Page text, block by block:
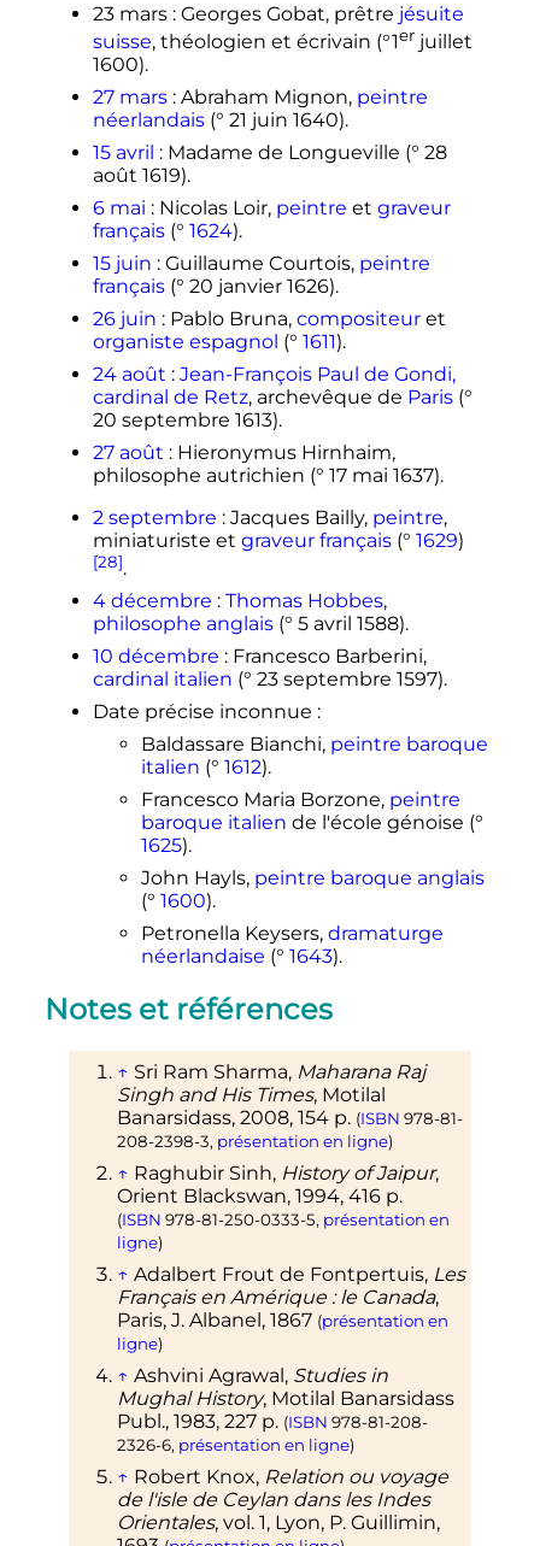
23 mars : Georges Gobat, prêtre jésuite
suisse, théologien et écrivain (°1erjuillet
1600).
27 mars : Abraham Mignon, peintre
néerlandais(° 21 juin 1640).
15 avril : Madame de Longueville (° 28
août 1619).
6 mai : Nicolas Loir, peintre et graveur
français(° 1624).
15 juin : Guillaume Courtois, peintre
français(° 20 janvier 1626).
26 juin : Pablo Bruna, compositeuret
organiste espagnol (° 1611).
24 août : Jean-François Paul de Gondi,
cardinal de Retz, archevêque de Paris(°
20 septembre 1613).
27 août : Hieronymus Hirnhaim,
philosophe autrichien (° 17 mai 1637).
2 septembre : Jacques Bailly, peintre,
miniaturiste et graveur français(° 1629)
[28].
4 décembre : Thomas Hobbes,
philosophe anglais(° 5 avril 1588).
10 décembre : Francesco Barberini,
cardinal italien (° 23 septembre 1597).
Date précise inconnue :
Baldassare Bianchi, peintre baroque
italien (° 1612).
Francesco Maria Borzone, peintre
baroque italien de l'école génoise (°
1625).
John Hayls, peintre baroque anglais
(° 1600).
Petronella Keysers, dramaturge
néerlandaise (° 1643).
Notes et références
↑ Sri Ram Sharma, Maharana Raj
Singh and His Times, Motilal
Banarsidass, 2008, 154 p. (ISBN 978-81-
208-2398-3, présentation en ligne)
↑ Raghubir Sinh, History of Jaipur,
Orient Blackswan, 1994, 416 p.
(ISBN 978-81-250-0333-5, présentation en
ligne)
↑ Adalbert Frout de Fontpertuis, Les
Français en Amérique : le Canada,
Paris, J. Albanel, 1867 (présentation en
ligne)
↑ Ashvini Agrawal, Studies in
Mughal History, Motilal Banarsidass
Publ., 1983, 227 p. (ISBN 978-81-208-
2326-6, présentation en ligne)
↑ Robert Knox, Relation ou voyage
de l'isle de Ceylan dans les Indes
Orientales, vol. 1, Lyon, P. Guillimin,